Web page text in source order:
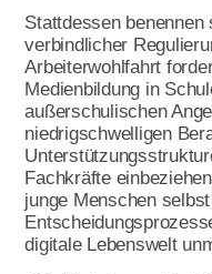
AWO
Stattdessen
verbindlicher
Arbeiterwohlfahrt
Medienbildung in
außerschulischen
niedrigschwelligen
Fachkräfte
junge Menschen
digitale Lebenswelt